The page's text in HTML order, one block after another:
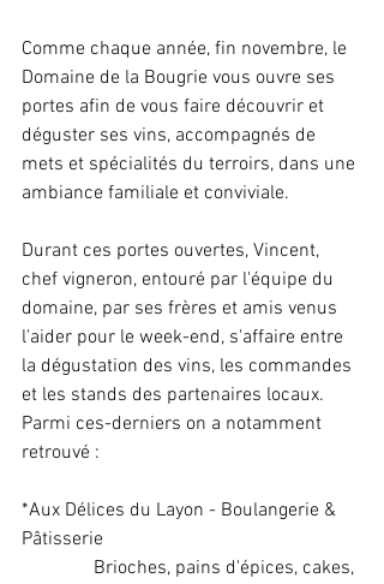
Comme chaque année, fin novembre, le
Domaine de la Bougrie vous ouvre ses
portes afin de vous faire découvrir et
déguster ses vins, accompagnés de
mets et spécialités du terroirs, dans une
ambiance familiale et conviviale.
Durant ces portes ouvertes, Vincent,
chef vigneron, entouré par l'équipe du
domaine, par ses frères et amis venus
l'aider pour le week-end, s'affaire entre
la dégustation des vins, les commandes
et les stands des partenaires locaux.
Parmi ces-derniers on a notamment
retrouvé :
*Aux Délices du Layon - Boulangerie &
Pâtisserie